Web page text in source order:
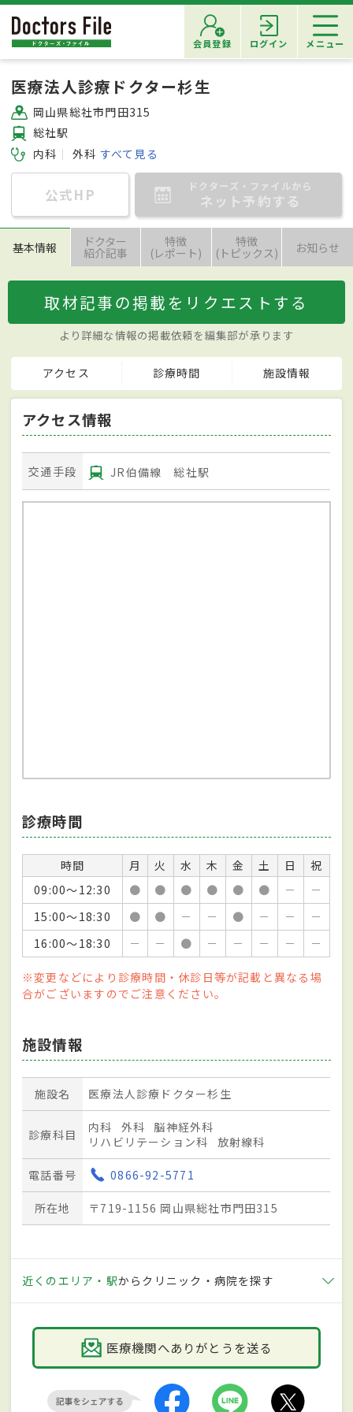
会員登録 ログイン メニュー
医療法人診療ドクター杉生
岡山県総社市門田315
総社駅
内科
外科 すべて見る
公式HP ドクターズ・ファイルから
ネット予約する
基本情報 ドクター
紹介記事
特徴
(レポート)
特徴
(トピックス) お知らせ
取材記事の掲載をリクエストする
より詳細な情報の掲載依頼を編集部が承ります
アクセス 診療時間 施設情報
アクセス情報
交通手段 JR伯備線 総社駅
診療時間
時間 月 火 水 木 金 土 日
祝
09:00～12:30
● ● ● ● ● ● －
－
15:00～18:30
● ● － － ● － －
－
16:00～18:30
－ － ● － － － － －
※変更などにより診療時間・休診日等が記載と異なる場
合がございますのでご注意ください。
施設情報
施設名 医療法人診療ドクター杉生
診療科目 内科 外科
脳神経外科
リハビリテーション科
放射線科
電話番号 0866-92-5771
所在地 〒719-1156 岡山県総社市門田315
近くのエリア・駅からクリニック・病院を探す
医療機関へありがとうを送る